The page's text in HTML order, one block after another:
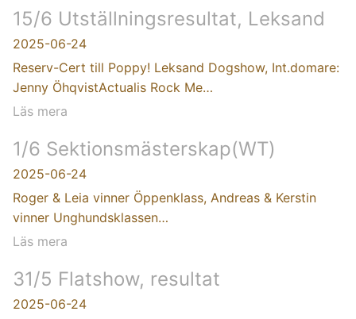
15/6 Utställningsresultat, Leksand
2025-06-24
Reserv-Cert till Poppy! Leksand Dogshow, Int.domare:
Jenny ÖhqvistActualis Rock Me…
Läs mera
1/6 Sektionsmästerskap(WT)
2025-06-24
Roger & Leia vinner Öppenklass, Andreas & Kerstin
vinner Unghundsklassen…
Läs mera
31/5 Flatshow, resultat
2025-06-24